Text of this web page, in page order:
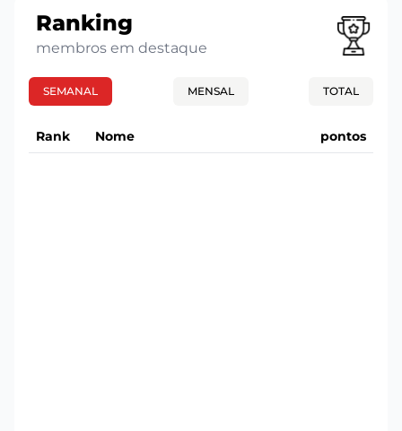
Ranking
membros em destaque
SEMANAL MENSAL TOTAL
Rank Nome pontos